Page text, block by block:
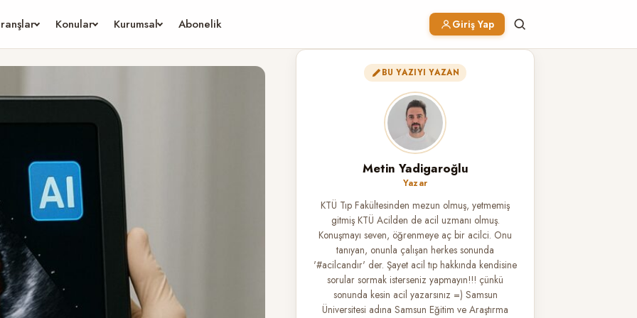
Konular Kurumsal Abonelik Giriş Yap
BU YAZIYI YAZAN
Metin Yadigaroğlu
Yazar
KTÜ Tıp Fakültesinden mezun olmuş, yetmemiş
gitmiş KTÜ Acilden de acil uzmanı olmuş.
Konuşmayı seven, öğrenmeye aç bir acilci. Onu
tanıyan, onunla çalışan herkes sonunda
'#acilcandır' der. Şayet acil tıp hakkında kendisine
sorular sormak isterseniz yapmayın!!! çünkü
sonunda kesin acil yazarsınız =) Samsun
Üniversitesi adına Samsun Eğitim ve Araştırma